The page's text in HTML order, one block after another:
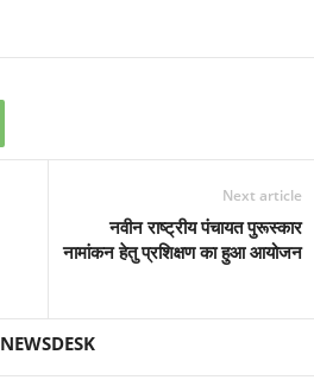
Next article
नवीन राष्ट्रीय पंचायत पुरूस्कार
नामांकन हेतु प्रशिक्षण का हुआ आयोजन
NEWSDESK